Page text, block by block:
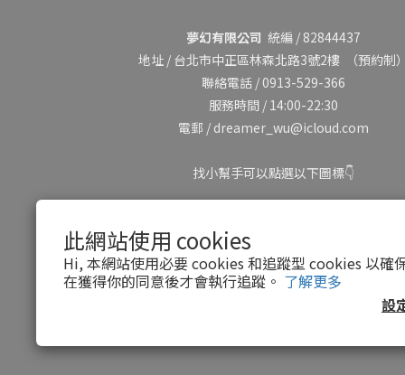
此網站使用 cookies
Hi, 本網站使用必要 cookies 和追蹤型 cookies 以確
在獲得你的同意後才會執行追蹤。 了解更多
設
夢幻有限公司 統編 / 82844437
地址 / 台北市中正區林森北路3號2樓（預約制
聯絡電話 / 0913-529-366
服務時間 / 14:00-22:30
電郵 / dreamer_wu@icloud.com
找小幫手可以點選以下圖標👇